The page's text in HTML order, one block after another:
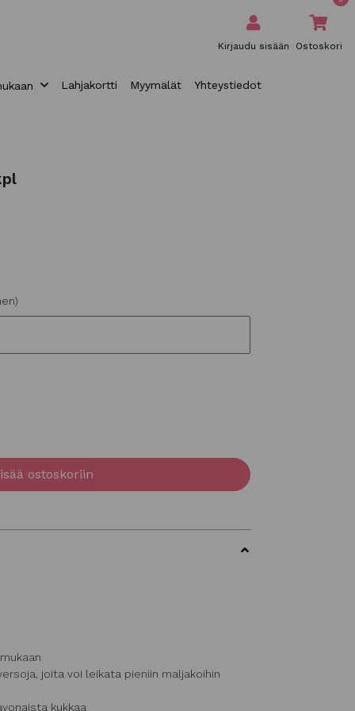
Kirjaudu sisään Ostoskori
Lahjakortti Myymälät Yhteystiedot
ostoskoriin
joita voi leikata pieniin maljakoihin
kukkaa